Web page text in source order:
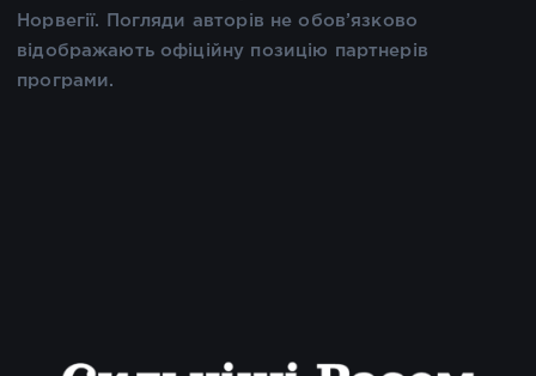
Норвегії. Погляди авторів не обов’язково
відображають офіційну позицію партнерів
програми.